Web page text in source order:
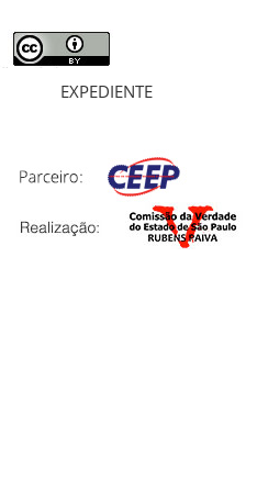
EXPEDIENTE